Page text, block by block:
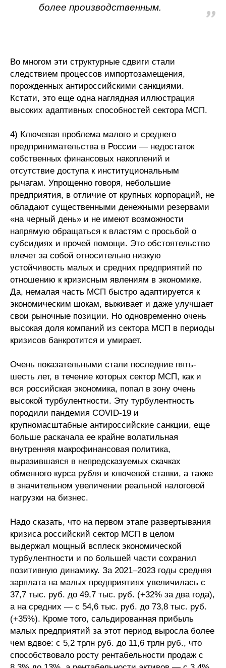
более производственным.
Во многом эти структурные сдвиги стали
следствием процессов импортозамещения,
порожденных антироссийскими санкциями.
Кстати, это еще одна наглядная иллюстрация
высоких адаптивных способностей сектора МСП.
4) Ключевая проблема малого и среднего
предпринимательства в России — недостаток
собственных финансовых накоплений и
отсутствие доступа к институциональным
рычагам. Упрощенно говоря, небольшие
предприятия, в отличие от крупных корпораций, не
обладают существенными денежными резервами
«на черный день» и не имеют возможности
напрямую обращаться к властям с просьбой о
субсидиях и прочей помощи. Это обстоятельство
влечет за собой относительно низкую
устойчивость малых и средних предприятий по
отношению к кризисным явлениям в экономике.
Да, немалая часть МСП быстро адаптируется к
экономическим шокам, выживает и даже улучшает
свои рыночные позиции. Но одновременно очень
высокая доля компаний из сектора МСП в периоды
кризисов банкротится и умирает.
Очень показательными стали последние пять-
шесть лет, в течение которых сектор МСП, как и
вся российская экономика, попал в зону очень
высокой турбулентности. Эту турбулентность
породили пандемия COVID-19 и
крупномасштабные антироссийские санкции, еще
больше раскачала ее крайне волатильная
внутренняя макрофинансовая политика,
выразившаяся в непредсказуемых скачках
обменного курса рубля и ключевой ставки, а также
в значительном увеличении реальной налоговой
нагрузки на бизнес.
Надо сказать, что на первом этапе развертывания
кризиса российский сектор МСП в целом
выдержал мощный всплеск экономической
турбулентности и по большей части сохранил
позитивную динамику. За 2021–2023 годы средняя
зарплата на малых предприятиях увеличилась с
37,7 тыс. руб. до 49,7 тыс. руб. (+32% за два года),
а на средних — с 54,6 тыс. руб. до 73,8 тыс. руб.
(+35%). Кроме того, сальдированная прибыль
малых предприятий за этот период выросла более
чем вдвое: с 5,2 трлн руб. до 11,6 трлн руб., что
способствовало росту рентабельности продаж с